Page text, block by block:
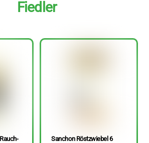
Fiedler
Sanchon Röstzwiebel 6